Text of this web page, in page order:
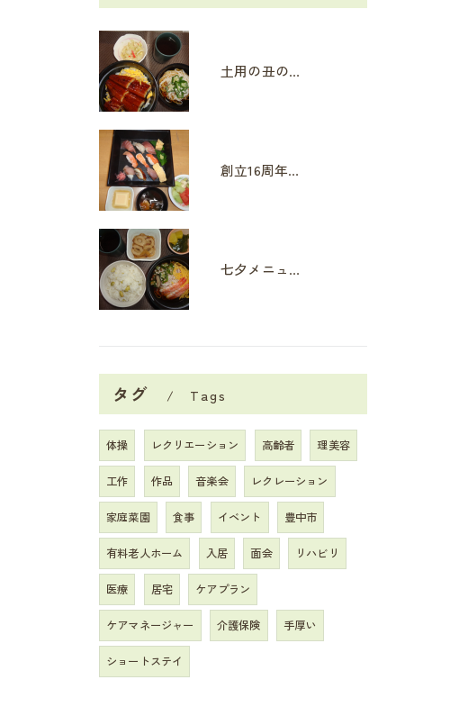
土用の丑の日
創立16周年イベント
七夕メニュー
タグ Tags
体操 レクリエーション 高齢者 理美容
工作 作品 音楽会 レクレーション
家庭菜園 食事 イベント 豊中市
有料老人ホーム 入居 面会 リハビリ
医療 居宅 ケアプラン
ケアマネージャー 介護保険 手厚い
ショートステイ